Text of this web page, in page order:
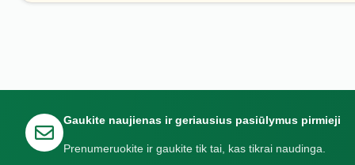
Gaukite naujienas ir geriausius pasiūlymus pirmieji
Prenumeruokite ir gaukite tik tai, kas tikrai naudinga.